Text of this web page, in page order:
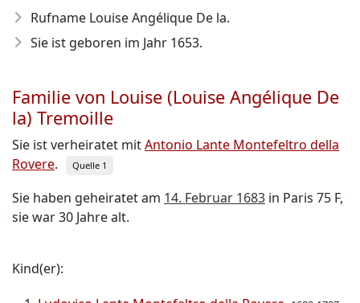
Rufname Louise Angélique De la.
Sie ist geboren im Jahr 1653.
Familie von Louise (Louise Angélique De
la) Tremoille
Sie ist verheiratet mitAntonio Lante Montefeltro della
Rovere. Quelle 1
Sie haben geheiratet am 14. Februar 1683 in Paris 75 F,
sie war 30 Jahre alt.
Kind(er):